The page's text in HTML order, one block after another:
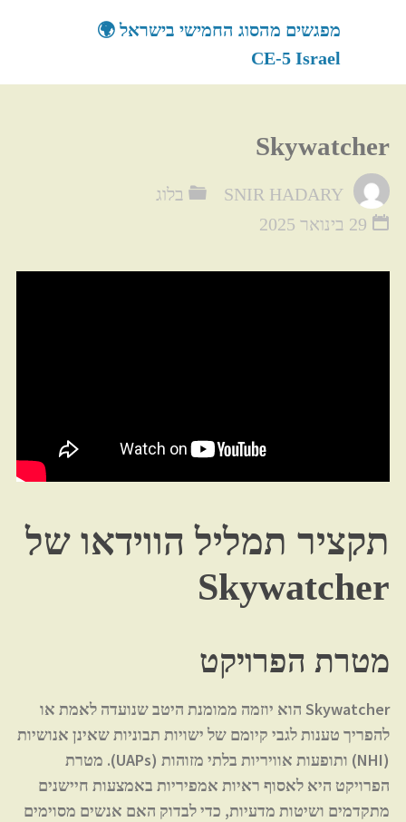
מפגשים מהסוג החמישי בישראל 🌍
CE-5 Israel
Skywatcher
SNIR HADARY
בלוג
29 בינואר 2025
תקציר תמליל הווידאו של
Skywatcher
מטרת הפרויקט
Skywatcher הוא יוזמה ממומנת היטב שנועדה לאמת או
להפריך טענות לגבי קיומם של ישויות תבוניות שאינן אנושיות
(NHI) ותופעות אוויריות בלתי מזוהות (UAPs). מטרת
הפרויקט היא לאסוף ראיות אמפיריות באמצעות חיישנים
מתקדמים ושיטות מדעיות, כדי לבדוק האם אנשים מסוימים